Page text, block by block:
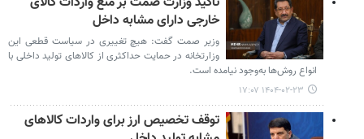
خارجی دارای مشابه داخل
وزیر صمت گفت: هیچ تغییری در سیاست قطعی این
وزارتخانه در حمایت حداکثری از کالاهای تولید داخلی با
انواع روش‌ها به‌وجود نیامده است.
۱۴۰۴-۰۲-۲۳ ۱۷:۰۷
توقف تخصیص ارز برای واردات کالاهای